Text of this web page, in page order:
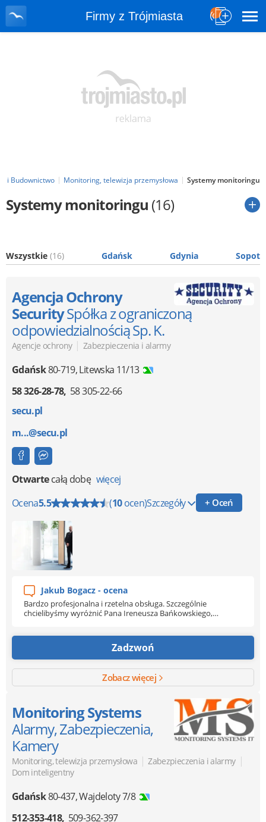
Firmy z Trójmiasta
i Budownictwo Monitoring, telewizja przemysłowa Systemy monitoringu
Systemy monitoringu (16)
Wszystkie (16) Gdańsk Gdynia Sopot
Agencja Ochrony
SecuritySpółka z ograniczoną
odpowiedzialnością Sp. K.
Agencje ochrony | Zabezpieczenia i alarmy
Gdańsk80-719,Litewska 11/13
58 326-28-78 58 305-22-66
secu.pl
m...@secu.pl
Otwartecałą dobę więcej
Ocena5.5 (10ocen)Szczegóły + Oceń
Jakub Bogacz - ocena
Bardzo profesjonalna i rzetelna obsługa. Szczególnie
chcielibyśmy wyróżnić Pana Ireneusza Bańkowskiego,
Bańkowski jest zawsze dostępny, reaguje szybko i konkretnie,
a każdą sprawę prowadzi z dbałością o najdrobniejsze
szczegóły. Widać, że zależy mu na realnym zadowoleniu
klienta, co w dzisiejszych czasach nie jest takie oczywiste.
Współpraca na najwyższym poziomie - zdecydowanie
polecamy!
Zadzwoń
Zobacz więcej
Monitoring Systems
Alarmy, Zabezpieczenia,
Kamery
Monitoring, telewizja przemysłowa | Zabezpieczenia i alarmy |
Dom inteligentny
Gdańsk80-437,Wajdeloty 7/8
512-353-418 509-362-397